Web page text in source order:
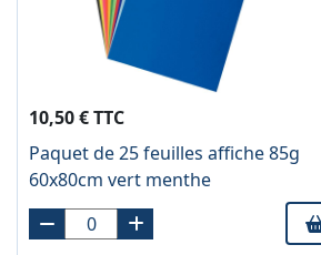
10,50 € TTC
Paquet de 25 feuilles affiche 85g
60x80cm vert menthe